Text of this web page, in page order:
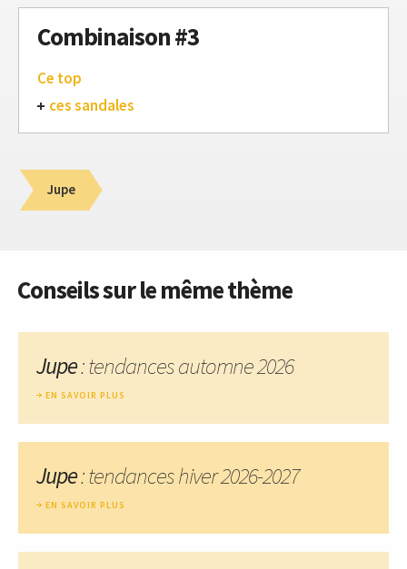
Combinaison #3
Ce top
ces sandales
Jupe
Conseils sur le même thème
Jupe: tendances automne 2026
EN SAVOIR PLUS
Jupe: tendances hiver 2026-2027
EN SAVOIR PLUS